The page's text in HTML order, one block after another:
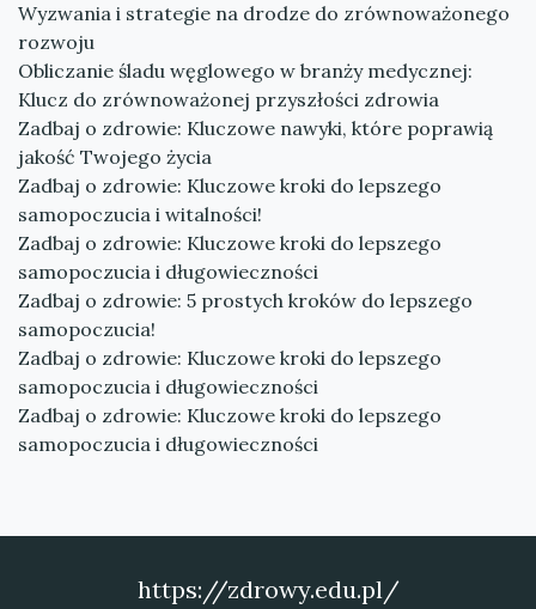
Wyzwania i strategie na drodze do zrównoważonego
rozwoju
Obliczanie śladu węglowego w branży medycznej:
Klucz do zrównoważonej przyszłości zdrowia
Zadbaj o zdrowie: Kluczowe nawyki, które poprawią
jakość Twojego życia
Zadbaj o zdrowie: Kluczowe kroki do lepszego
samopoczucia i witalności!
Zadbaj o zdrowie: Kluczowe kroki do lepszego
samopoczucia i długowieczności
Zadbaj o zdrowie: 5 prostych kroków do lepszego
samopoczucia!
Zadbaj o zdrowie: Kluczowe kroki do lepszego
samopoczucia i długowieczności
Zadbaj o zdrowie: Kluczowe kroki do lepszego
samopoczucia i długowieczności
https://zdrowy.edu.pl/